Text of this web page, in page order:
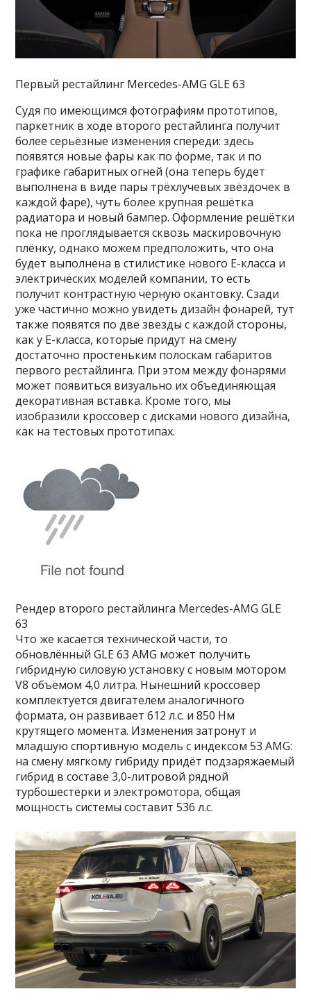
Первый рестайлинг Mercedes-AMG GLE 63
Судя по имеющимся фотографиям прототипов,
паркетник в ходе второго рестайлинга получит
более серьёзные изменения спереди: здесь
появятся новые фары как по форме, так и по
графике габаритных огней (она теперь будет
выполнена в виде пары трёхлучевых звёздочек в
каждой фаре), чуть более крупная решётка
радиатора и новый бампер. Оформление решётки
пока не проглядывается сквозь маскировочную
плёнку, однако можем предположить, что она
будет выполнена в стилистике нового Е-класса и
электрических моделей компании, то есть
получит контрастную чёрную окантовку. Сзади
уже частично можно увидеть дизайн фонарей, тут
также появятся по две звезды с каждой стороны,
как у Е-класса, которые придут на смену
достаточно простеньким полоскам габаритов
первого рестайлинга. При этом между фонарями
может появиться визуально их объединяющая
декоративная вставка. Кроме того, мы
изобразили кроссовер с дисками нового дизайна,
как на тестовых прототипах.
Рендер второго рестайлинга Mercedes-AMG GLE
63
Что же касается технической части, то
обновлённый GLE 63 AMG может получить
гибридную силовую установку с новым мотором
V8 объёмом 4,0 литра. Нынешний кроссовер
комплектуется двигателем аналогичного
формата, он развивает 612 л.с. и 850 Нм
крутящего момента. Изменения затронут и
младшую спортивную модель с индексом 53 AMG:
на смену мягкому гибриду придёт подзаряжаемый
гибрид в составе 3,0-литровой рядной
турбошестёрки и электромотора, общая
мощность системы составит 536 л.с.